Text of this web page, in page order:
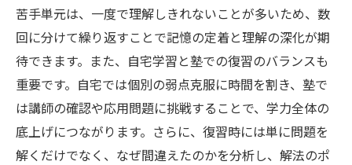
苦手単元は、一度で理解しきれないことが多いため、数
回に分けて繰り返すことで記憶の定着と理解の深化が期
待できます。また、自宅学習と塾での復習のバランスも
重要です。自宅では個別の弱点克服に時間を割き、塾で
は講師の確認や応用問題に挑戦することで、学力全体の
底上げにつながります。さらに、復習時には単に問題を
解くだけでなく、なぜ間違えたのかを分析し、解法のポ